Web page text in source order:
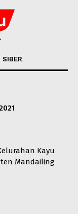
SIBER
Kayu
Mandailing